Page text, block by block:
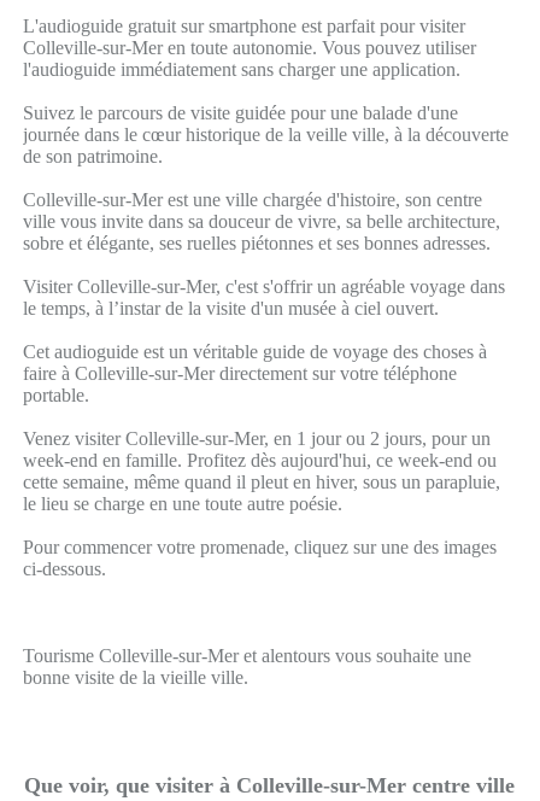
L'audioguide gratuit sur smartphone est parfait pour visiter
Colleville-sur-Mer en toute autonomie. Vous pouvez utiliser
l'audioguide immédiatement sans charger une application.
Suivez le parcours de visite guidée pour une balade d'une
journée dans le cœur historique de la veille ville, à la découverte
de son patrimoine.
Colleville-sur-Mer est une ville chargée d'histoire, son centre
ville vous invite dans sa douceur de vivre, sa belle architecture,
sobre et élégante, ses ruelles piétonnes et ses bonnes adresses.
Visiter Colleville-sur-Mer, c'est s'offrir un agréable voyage dans
le temps, à l’instar de la visite d'un musée à ciel ouvert.
Cet audioguide est un véritable guide de voyage des choses à
faire à Colleville-sur-Mer directement sur votre téléphone
portable.
Venez visiter Colleville-sur-Mer, en 1 jour ou 2 jours, pour un
week-end en famille. Profitez dès aujourd'hui, ce week-end ou
cette semaine, même quand il pleut en hiver, sous un parapluie,
le lieu se charge en une toute autre poésie.
Pour commencer votre promenade, cliquez sur une des images
ci-dessous.
Tourisme Colleville-sur-Mer et alentours vous souhaite une
bonne visite de la vieille ville.
Que voir, que visiter à Colleville-sur-Mer centre ville